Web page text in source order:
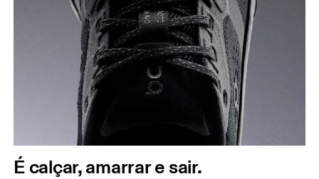
É calçar, amarrar e sair.